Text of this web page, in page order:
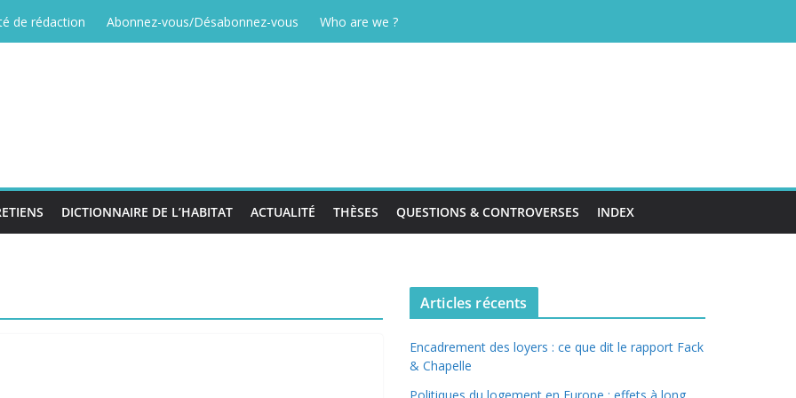
de rédaction Abonnez-vous/Désabonnez-vous Who are we ?
DICTIONNAIRE DE L’HABITAT ACTUALITÉ THÈSES QUESTIONS & CONTROVERSES INDEX
Articles récents
Encadrement des loyers : ce que dit le rapport Fack
& Chapelle
Politiques du logement en Europe : effets à long